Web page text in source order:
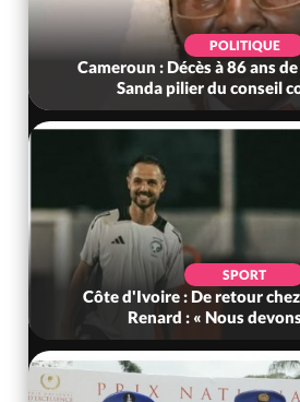
POLITIQUE
Cameroun : Décès à 86 ans
Sanda pilier du conseil
SPORT
Côte d'Ivoire : De retour
Renard : « Nous